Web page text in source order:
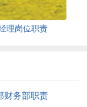
理岗位职责
财务部职责